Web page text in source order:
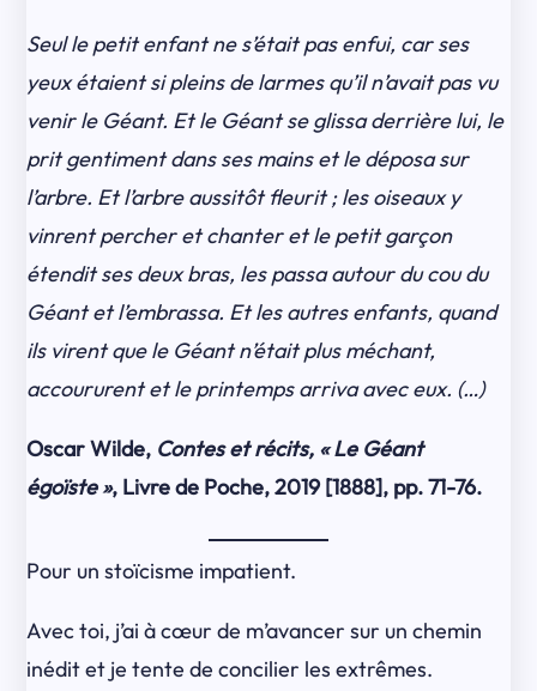
Seul le petit enfant ne s’était pas enfui, car ses
yeux étaient si pleins de larmes qu’il n’avait pas vu
venir le Géant. Et le Géant se glissa derrière lui, le
prit gentiment dans ses mains et le déposa sur
l’arbre. Et l’arbre aussitôt fleurit ; les oiseaux y
vinrent percher et chanter et le petit garçon
étendit ses deux bras, les passa autour du cou du
Géant et l’embrassa. Et les autres enfants, quand
ils virent que le Géant n’était plus méchant,
accoururent et le printemps arriva avec eux. (…)
Oscar Wilde, Contes et récits, « Le Géant
égoïste », Livre de Poche, 2019 [1888], pp. 71-76.
Pour un stoïcisme impatient.
Avec toi, j’ai à cœur de m’avancer sur un chemin
inédit et je tente de concilier les extrêmes.